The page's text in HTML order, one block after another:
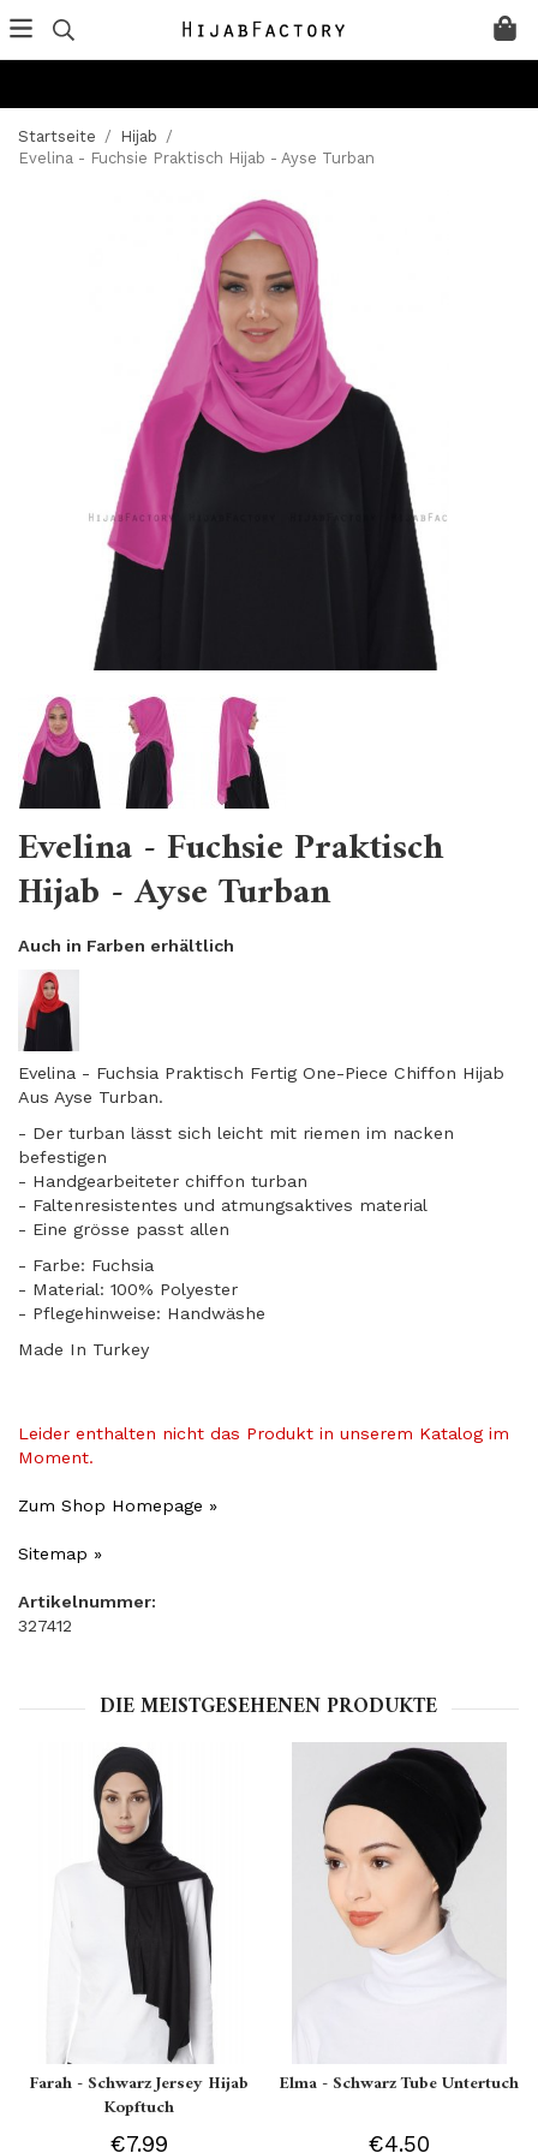
Startseite / Hijab /
Evelina - Fuchsie Praktisch Hijab - Ayse Turban
Evelina - Fuchsie Praktisch
Hijab - Ayse Turban
Auch in Farben erhältlich
Evelina - Fuchsia Praktisch Fertig One-Piece Chiffon Hijab
Aus Ayse Turban.
- Der turban lässt sich leicht mit riemen im nacken
befestigen
- Handgearbeiteter chiffon turban
- Faltenresistentes und atmungsaktives material
​- Eine grösse passt allen
- Farbe: Fuchsia
- Material: 100% Polyester
- Pflegehinweise: Handwäshe
Made In Turkey
Leider enthalten nicht das Produkt in unserem Katalog im
Moment.
Zum Shop Homepage »
Sitemap »
Artikelnummer:
327412
DIE MEISTGESEHENEN PRODUKTE
Farah - Schwarz Jersey Hijab
Kopftuch
€7.99
Elma - Schwarz Tube Untertuch
€4.50